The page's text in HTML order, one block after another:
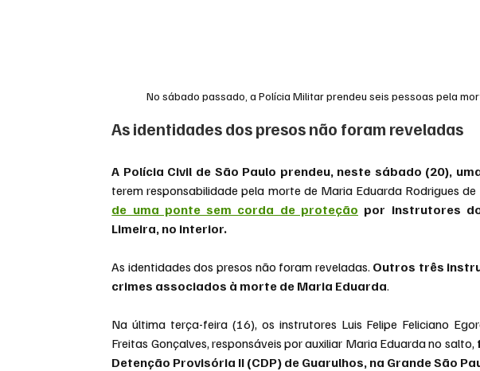
No sábado passado, a Polícia Militar prendeu seis pessoas pela
As identidades dos presos não foram reveladas
A Polícia Civil de São Paulo prendeu, neste sábado (20),
terem responsabilidade pela morte de Maria Eduarda Rodrigues de
de uma ponte sem corda de proteção por instrutores
Limeira, no interior.
As identidades dos presos não foram reveladas. Outros três
crimes associados à morte de Maria Eduarda.
Na última terça-feira (16), os instrutores Luis Felipe Feliciano
Freitas Gonçalves, responsáveis por auxiliar Maria Eduarda no salto,
Detenção Provisória II (CDP) de Guarulhos, na Grande São